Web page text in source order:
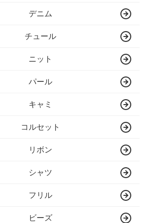
デニム
チュール
ニット
パール
キャミ
コルセット
リボン
シャツ
フリル
ビーズ